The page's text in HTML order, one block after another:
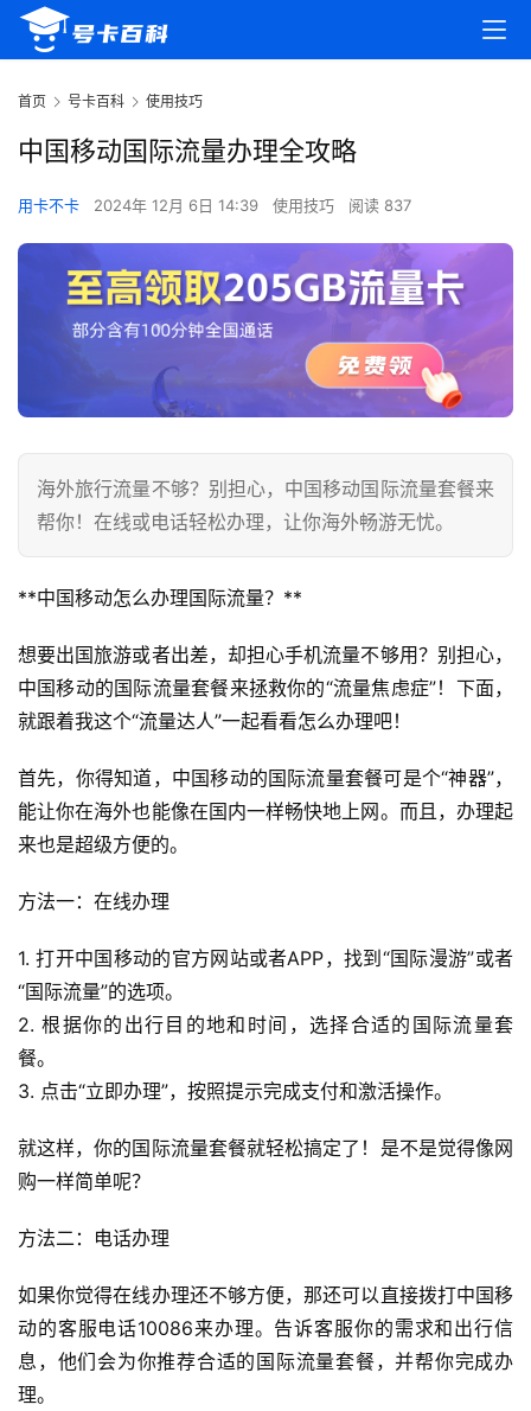
首
页
号
首页 号卡百科 使用技巧
中国移动国际流量办理全攻略
用卡不卡 2024年 12月 6日 14:39 使用技巧 阅读 837
海外旅行流量不够？别担心，中国移动国际流量套餐来
帮你！在线或电话轻松办理，让你海外畅游无忧。
**中国移动怎么办理国际流量？**
想要出国旅游或者出差，却担心手机流量不够用？别担心，
中国移动的国际流量套餐来拯救你的“流量焦虑症”！下面，
就跟着我这个“流量达人”一起看看怎么办理吧！
首先，你得知道，中国移动的国际流量套餐可是个“神器”，
能让你在海外也能像在国内一样畅快地上网。而且，办理起
来也是超级方便的。
方法一：在线办理
1. 打开中国移动的官方网站或者APP，找到“国际漫游”或者
“国际流量”的选项。
2. 根据你的出行目的地和时间，选择合适的国际流量套
餐。
3. 点击“立即办理”，按照提示完成支付和激活操作。
就这样，你的国际流量套餐就轻松搞定了！是不是觉得像网
购一样简单呢？
方法二：电话办理
如果你觉得在线办理还不够方便，那还可以直接拨打中国移
动的客服电话10086来办理。告诉客服你的需求和出行信
息，他们会为你推荐合适的国际流量套餐，并帮你完成办
理。